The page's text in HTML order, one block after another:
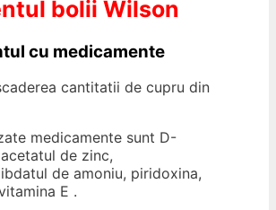
bolii Wilson
cu medicamente
cantitatii de cupru din
medicamente sunt D-
de zinc,
de amoniu, piridoxina,
E .